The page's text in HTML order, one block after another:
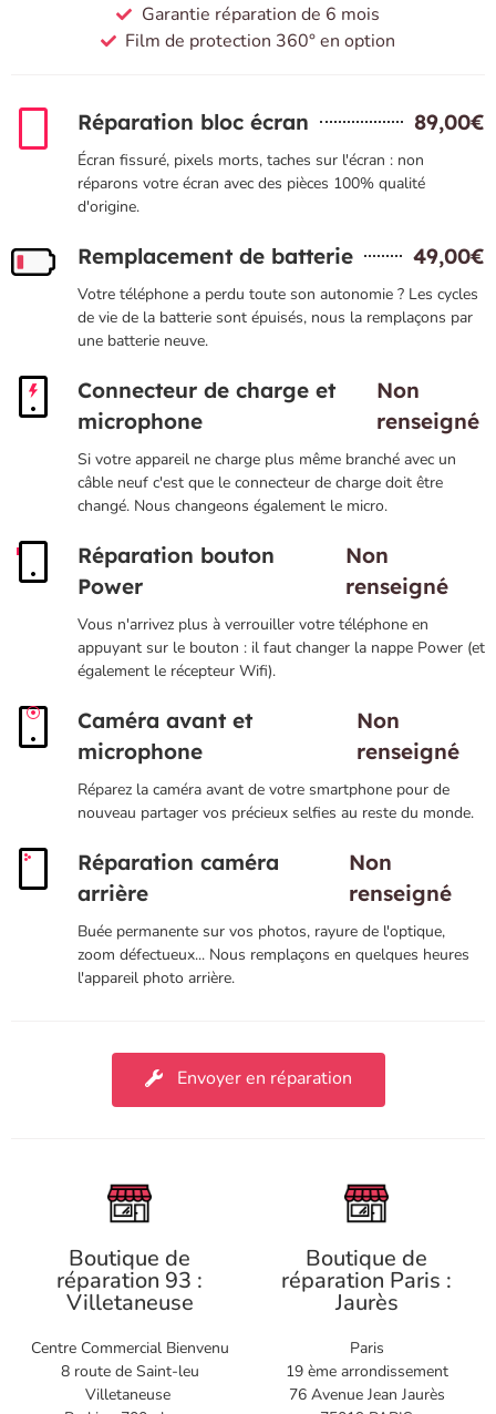
Garantie réparation de 6 mois
Film de protection 360° en option
Réparation bloc écran 89,00€
Écran fissuré, pixels morts, taches sur l'écran : non
réparons votre écran avec des pièces 100% qualité
d'origine.
Remplacement de batterie 49,00€
Votre téléphone a perdu toute son autonomie ? Les cycles
de vie de la batterie sont épuisés, nous la remplaçons par
une batterie neuve.
Connecteur de charge et
microphone
Non
renseigné
Si votre appareil ne charge plus même branché avec un
câble neuf c'est que le connecteur de charge doit être
changé. Nous changeons également le micro.
Réparation bouton
Power
Non
renseigné
Vous n'arrivez plus à verrouiller votre téléphone en
appuyant sur le bouton : il faut changer la nappe Power (et
également le récepteur Wifi).
Caméra avant et
microphone
Non
renseigné
Réparez la caméra avant de votre smartphone pour de
nouveau partager vos précieux selfies au reste du monde.
Réparation caméra
arrière
Non
renseigné
Buée permanente sur vos photos, rayure de l'optique,
zoom défectueux... Nous remplaçons en quelques heures
l'appareil photo arrière.
Envoyer en réparation
Boutique de
réparation 93 :
Villetaneuse
Centre Commercial Bienvenu
8 route de Saint-leu
Villetaneuse
Boutique de
réparation Paris :
Jaurès
Paris
19 ème arrondissement
76 Avenue Jean Jaurès